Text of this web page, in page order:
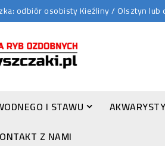
odbiór osobisty Kieźliny / Olsztyn
I STAWU
Z NAMI